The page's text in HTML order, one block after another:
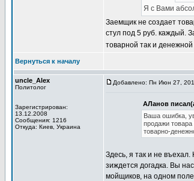
Я с Вами
Заемщик не создает
стул под 5 руб. каждый.
товарной так и
Вернуться к началу
uncle_Alex
Политолог
Зарегистрирован:
13.12.2008
Сообщения: 1216
Откуда: Киев, Украина
Добавлено: Пн Июн 27,
АЛанов
Ваша ошибка,
продажи товара
товарно-
Здесь, я так и не
зиждется догадка. Вы
мойщиков, на одном